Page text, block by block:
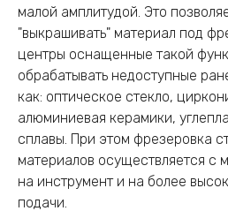
малой амплитудой. Это
"выкрашивать" материал под
центры оснащенные такой
обрабатывать недоступные
как: оптическое стекло,
алюминиевая керамики,
сплавы. При этом фрезеровка
материалов осуществляется с
на инструмент и на более
подачи.